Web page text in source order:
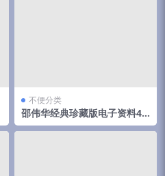
不便分类
邵伟华经典珍藏版电子资料42
部